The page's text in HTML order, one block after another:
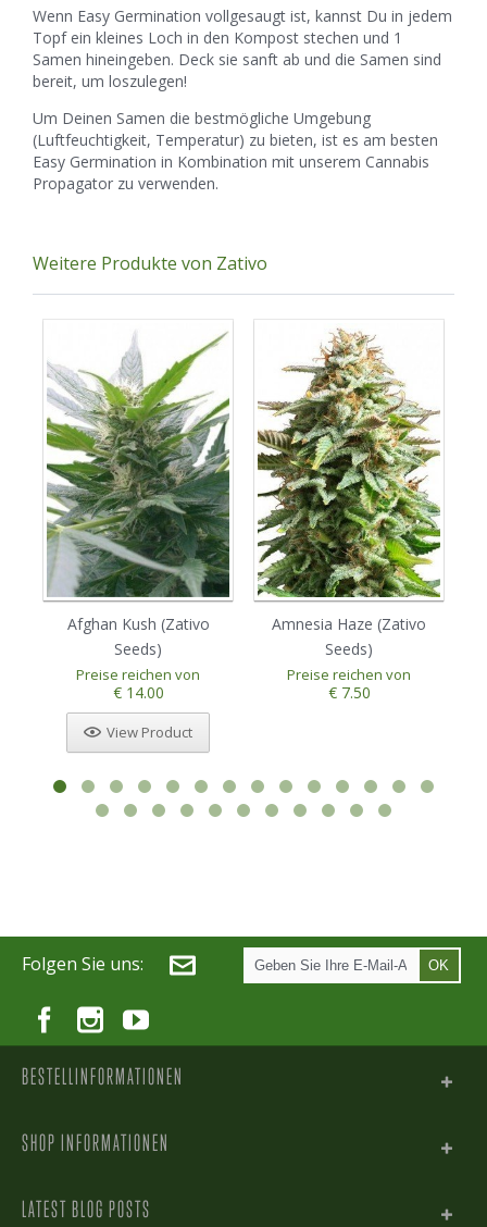
Wenn Easy Germination vollgesaugt ist, kannst Du in jedem
Topf ein kleines Loch in den Kompost stechen und 1
Samen hineingeben. Deck sie sanft ab und die Samen sind
bereit, um loszulegen!
Um Deinen Samen die bestmögliche Umgebung
(Luftfeuchtigkeit, Temperatur) zu bieten, ist es am besten
Easy Germination in Kombination mit unserem Cannabis
Propagator zu verwenden.
Weitere Produkte von Zativo
Afghan Kush (Zativo
Seeds)
Preise reichen von
€ 14.00
View Product
Amnesia Haze (Zativo
Seeds)
Preise reichen von
€ 7.50
3 4 5
Folgen Sie uns: OK
BESTELLINFORMATIONEN
SHOP INFORMATIONEN
LATEST BLOG POSTS